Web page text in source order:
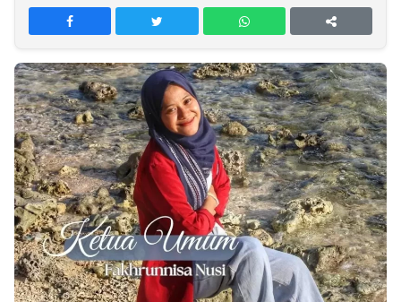
PT
TREETAN
INDONESIA
Partner
Insight
NTB
Suara
Time
Lens
IDN
Daily
Jogja
Jalan
Rakyat
Idealita
News
Kita
Notice
Dinamikapost.com
Radar
Baru
Seedbacklink
Follow
Kabarbaru